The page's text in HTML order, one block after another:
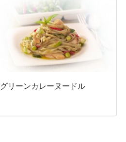
グリーンカレーヌードル